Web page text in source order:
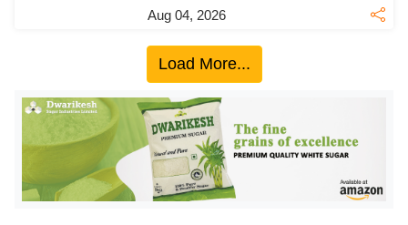
ज
ग
त
टो
Aug 04, 2026
Load More...